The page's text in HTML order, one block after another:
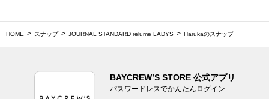
HOME スナップ JOURNAL STANDARD relume LADYS Harukaのスナップ
BAYCREW’S STORE 公式アプリ
パスワードレスでかんたんログイン